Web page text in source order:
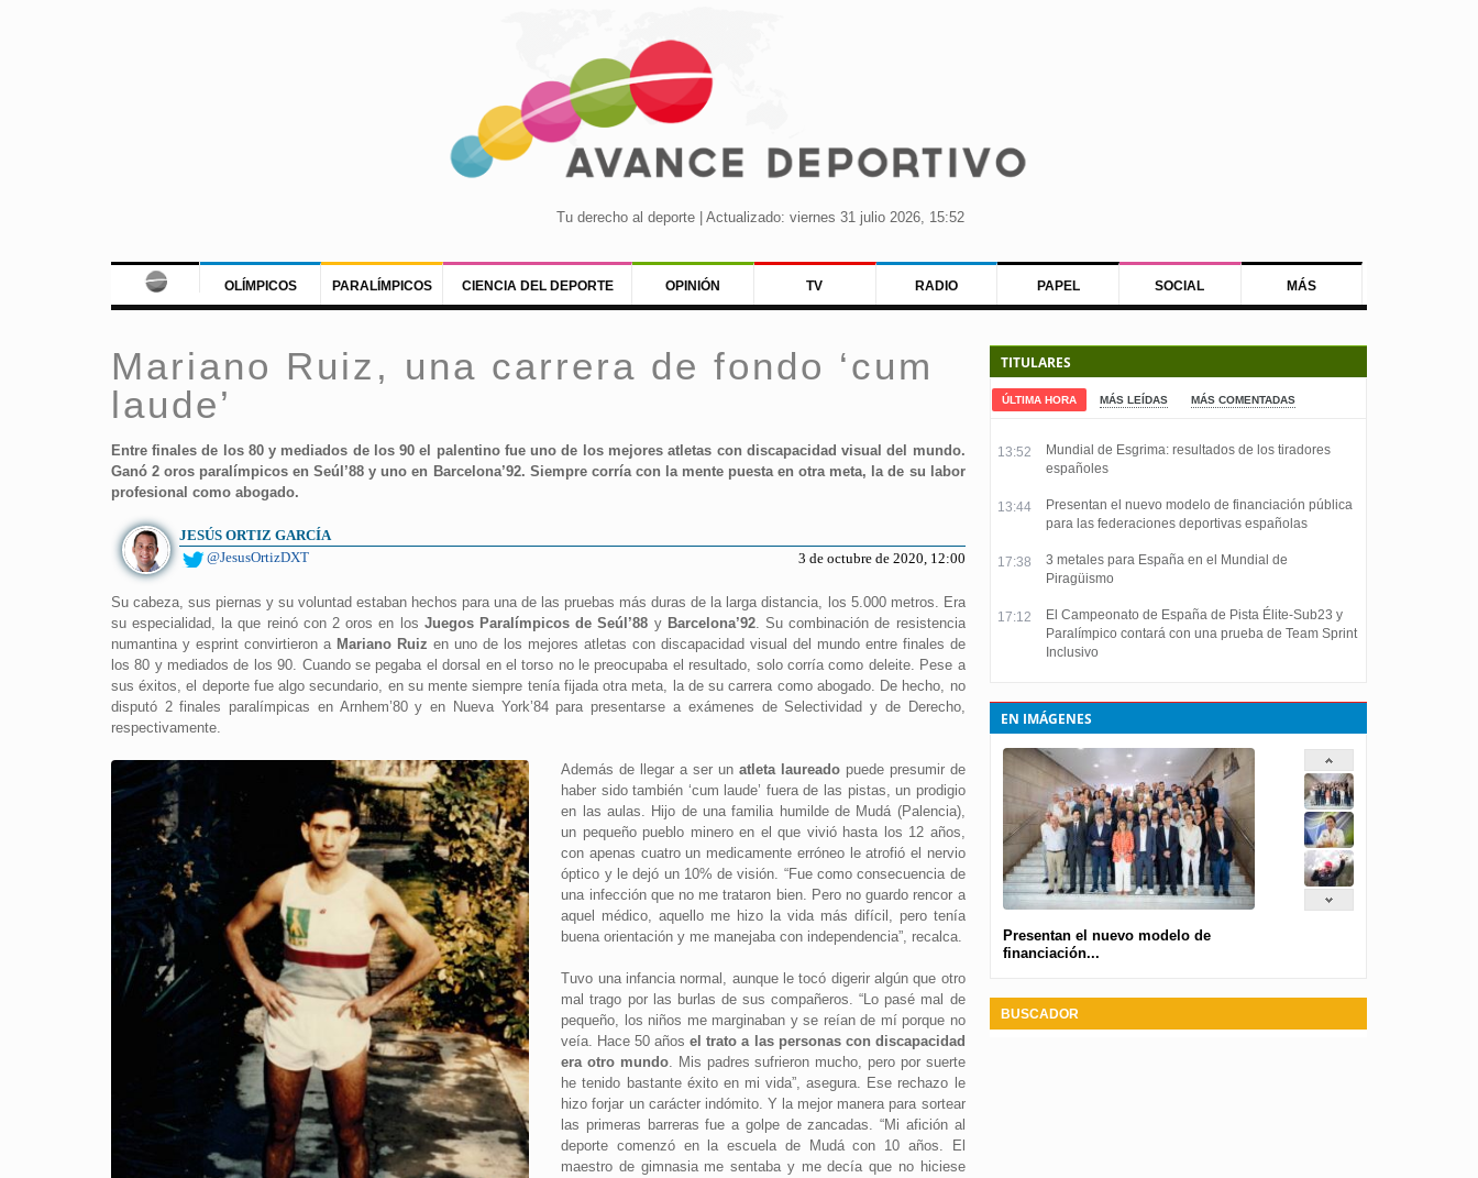
Tu derecho al deporte | Actualizado: viernes 31 julio 2026, 15:52
OLÍMPICOS PARALÍMPICOS CIENCIA DEL DEPORTE OPINIÓN TV RADIO PAPEL SOCIAL MÁS
Mariano Ruiz, una carrera de fondo ‘cum
laude’
Entre finales de los 80 y mediados de los 90 el palentino fue uno de los mejores atletas con discapacidad visual del mundo.
Ganó 2 oros paralímpicos en Seúl’88 y uno en Barcelona’92. Siempre corría con la mente puesta en otra meta, la de su labor
profesional como abogado.
JESÚS ORTIZ GARCÍA
@JesusOrtizDXT
3 de octubre de 2020, 12:00
Su cabeza, sus piernas y su voluntad estaban hechos para una de las pruebas más duras de la larga distancia, los 5.000 metros. Era
su especialidad, la que reinó con 2 oros en los Juegos Paralímpicos de Seúl’88 y Barcelona’92. Su combinación de resistencia
numantina y esprint convirtieron a Mariano Ruiz en uno de los mejores atletas con discapacidad visual del mundo entre finales de
los 80 y mediados de los 90. Cuando se pegaba el dorsal en el torso no le preocupaba el resultado, solo corría como deleite. Pese a
sus éxitos, el deporte fue algo secundario, en su mente siempre tenía fijada otra meta, la de su carrera como abogado. De hecho, no
disputó 2 finales paralímpicas en Arnhem’80 y en Nueva York’84 para presentarse a exámenes de Selectividad y de Derecho,
respectivamente.
Además de llegar a ser unatleta laureadopuede presumir de
haber sido también ‘cum laude’ fuera de las pistas, un prodigio
en las aulas. Hijo de una familia humilde de Mudá (Palencia),
un pequeño pueblo minero en el que vivió hasta los 12 años,
con apenas cuatro un medicamente erróneo le atrofió el nervio
óptico y le dejó un 10% de visión. “Fue como consecuencia de
una infección que no me trataron bien. Pero no guardo rencor a
aquel médico, aquello me hizo la vida más difícil, pero tenía
buena orientación y me manejaba con independencia”, recalca.
Tuvo una infancia normal, aunque le tocó digerir algún que otro
mal trago por las burlas de sus compañeros. “Lo pasé mal de
pequeño, los niños me marginaban y se reían de mí porque no
veía. Hace 50 añosel trato a las personas con discapacidad
era otro mundo. Mis padres sufrieron mucho, pero por suerte
he tenido bastante éxito en mi vida”, asegura. Ese rechazo le
hizo forjar un carácter indómito. Y la mejor manera para sortear
las primeras barreras fue a golpe de zancadas. “Mi afición al
deporte comenzó en la escuela de Mudá con 10 años. El
maestro de gimnasia me sentaba y me decía que no hiciese
TITULARES
ÚLTIMA HORA MÁS LEÍDAS MÁS COMENTADAS
13:52
Mundial de Esgrima: resultados de los tiradores
españoles
13:44
Presentan el nuevo modelo de financiación pública
para las federaciones deportivas españolas
17:38
3 metales para España en el Mundial de
Piragüismo
17:12
El Campeonato de España de Pista Élite-Sub23 y
Paralímpico contará con una prueba de Team Sprint
Inclusivo
EN IMÁGENES
Presentan el nuevo modelo de
financiación...
BUSCADOR